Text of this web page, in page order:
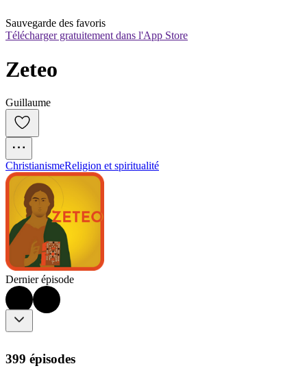
Sauvegarde des favoris
Télécharger gratuitement dans l'App Store
Zeteo
Guillaume
ChristianismeReligion et spiritualité
Dernier épisode
399 épisodes